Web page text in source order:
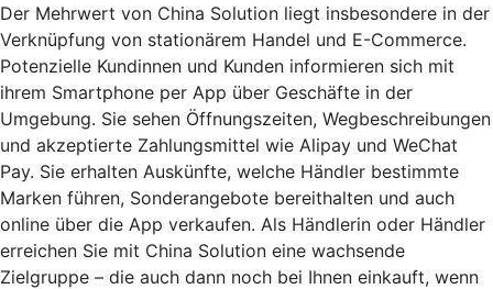
Der Mehrwert von China Solution liegt insbesondere in der
Verknüpfung von stationärem Handel und E-Commerce.
Potenzielle Kundinnen und Kunden informieren sich mit
ihrem Smartphone per App über Geschäfte in der
Umgebung. Sie sehen Öffnungszeiten, Wegbeschreibungen
und akzeptierte Zahlungsmittel wie Alipay und WeChat
Pay. Sie erhalten Auskünfte, welche Händler bestimmte
Marken führen, Sonderangebote bereithalten und auch
online über die App verkaufen. Als Händlerin oder Händler
erreichen Sie mit China Solution eine wachsende
Zielgruppe – die auch dann noch bei Ihnen einkauft, wenn